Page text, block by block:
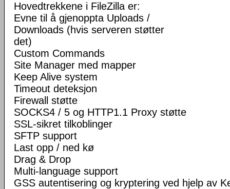
Hovedtrekkene i FileZilla er:
Evne til å gjenoppta Uploads /
Downloads (hvis serveren støtter
det)
Custom Commands
Site Manager med mapper
Keep Alive system
Timeout deteksjon
Firewall støtte
SOCKS4 / 5 og HTTP1.1 Proxy støtte
SSL-sikret tilkoblinger
SFTP support
Last opp / ned kø
Drag & Drop
Multi-language support
GSS autentisering og kryptering ved hjelp av